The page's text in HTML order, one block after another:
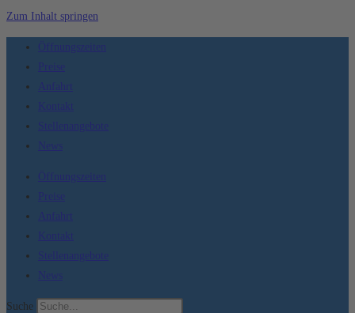
Zum Inhalt springen
Öffnungszeiten
Preise
Anfahrt
Kontakt
Stellenangebote
News
Öffnungszeiten
Preise
Anfahrt
Kontakt
Stellenangebote
News
Suche